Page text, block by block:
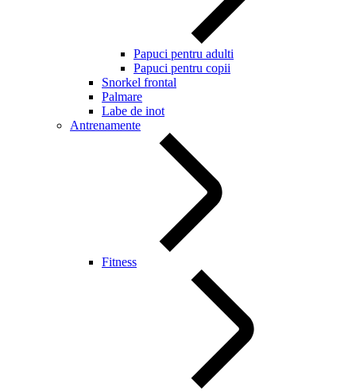
Papuci pentru adulti
Papuci pentru copii
Snorkel frontal
Palmare
Labe de inot
Antrenamente
Fitness